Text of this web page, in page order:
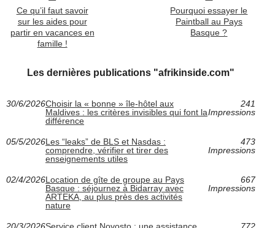
Ce qu’il faut savoir
sur les aides pour
partir en vacances en
famille !
Pourquoi essayer le
Paintball au Pays
Basque ?
Les dernières publications "afrikinside.com"
30/6/2026Choisir la « bonne » île-hôtel aux
Maldives : les critères invisibles qui font la
différence
241
Impressions
05/5/2026Les “leaks” de BLS et Nasdas :
comprendre, vérifier et tirer des
enseignements utiles
473
Impressions
02/4/2026Location de gîte de groupe au Pays
Basque : séjournez à Bidarray avec
ARTEKA, au plus près des activités
nature
667
Impressions